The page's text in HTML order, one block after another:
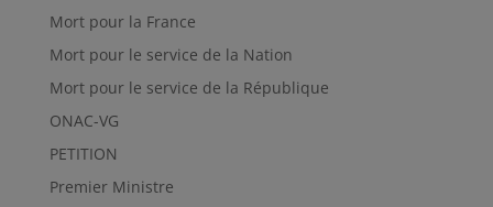
Mort pour la France
Mort pour le service de la Nation
Mort pour le service de la République
ONAC-VG
PETITION
Premier Ministre